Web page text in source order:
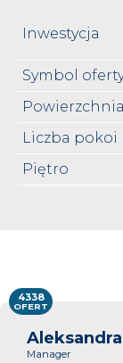
Inwestycja
Symbol
Powierzchnia
Liczba pokoi
Piętro
Manager
4338
OFERT